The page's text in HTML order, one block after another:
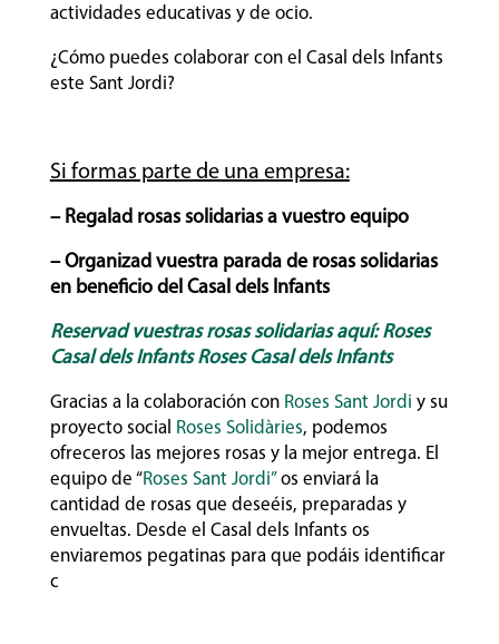
actividades educativas y de ocio.
¿Cómo puedes colaborar con el Casal dels Infants
este Sant Jordi?
Si formas parte de una empresa:
– Regalad rosas solidarias a vuestro equipo
– Organizad vuestra parada de rosas solidarias
en beneficio del Casal dels Infants
Reservad vuestras rosas solidarias aquí: Roses
Casal dels Infants Roses Casal dels Infants
Gracias a la colaboración con Roses Sant Jordi y su
proyecto social Roses Solidàries, podemos
ofreceros las mejores rosas y la mejor entrega. El
equipo de “Roses Sant Jordi”os enviará la
cantidad de rosas que deseéis, preparadas y
envueltas. Desde el Casal dels Infants os
enviaremos pegatinas para que podáis identificar
c